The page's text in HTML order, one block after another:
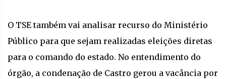
O TSE também vai analisar recurso do Ministério
Público para que sejam realizadas eleições diretas
para o comando do estado. No entendimento do
órgão, a condenação de Castro gerou a vacância por